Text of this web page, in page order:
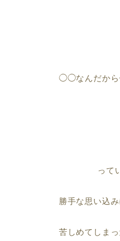
◯◯なんだから
って
勝手な思い込
苦しめてしま